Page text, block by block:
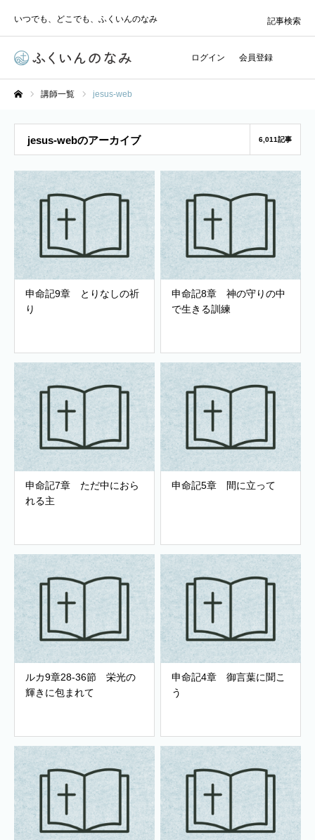
いつでも、どこでも、ふくいんのなみ
ログイン 会員登録
記事検索
講師一覧 jesus-web
jesus-webのアーカイブ 6,011記事
申命記9章 とりなしの祈
り
申命記8章 神の守りの中
で生きる訓練
申命記7章 ただ中におら
れる主
申命記5章 間に立って
ルカ9章28-36節 栄光の
輝きに包まれて
申命記4章 御言葉に聞こ
う